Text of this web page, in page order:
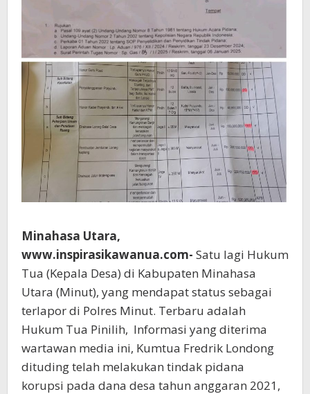
Minahasa Utara,
www.inspirasikawanua.com- Satu lagi Hukum
Tua (Kepala Desa) di Kabupaten Minahasa
Utara (Minut), yang mendapat status sebagai
terlapor di Polres Minut. Terbaru adalah
Hukum Tua Pinilih, Informasi yang diterima
wartawan media ini, Kumtua Fredrik Londong
dituding telah melakukan tindak pidana
korupsi pada dana desa tahun anggaran 2021,